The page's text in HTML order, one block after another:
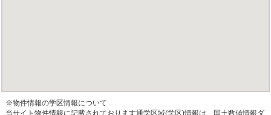
※物件情報の学区情報について
当サイト物件情報に記載されております通学区域(学区)情報は、国土数値情報ダ